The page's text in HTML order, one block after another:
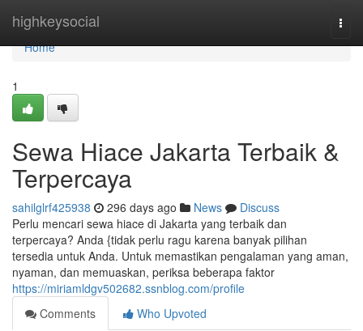
highkeysocial
Home
Home
1
Sewa Hiace Jakarta Terbaik &
Terpercaya
sahilglrf425938 296 days ago News
Discuss
Perlu mencari sewa hiace di Jakarta yang terbaik dan
terpercaya? Anda {tidak perlu ragu karena banyak pilihan
tersedia untuk Anda. Untuk memastikan pengalaman yang aman,
nyaman, dan memuaskan, periksa beberapa faktor
https://miriamldgv502682.ssnblog.com/profile
Comments
Who Upvoted